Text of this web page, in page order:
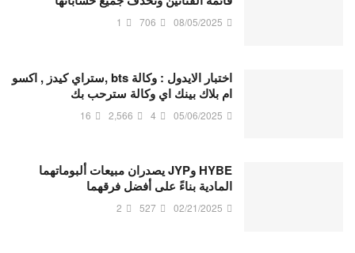
08/05/2025
706
1
اختبار الايدول : وكالة bts ,ستراي كيدز , اكسو
ام بلاك بينك اي وكالة سترحب بك
05/06/2025
4
2,566
16
HYBE وJYP يصدران مبيعات ألبوماتهما
المادية بناءً على أفضل فرقهما
02/21/2025
527
2